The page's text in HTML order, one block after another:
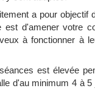
a pour objectif
est d'amener votre
à fonctionner à
est élevée
d'au minimum 4 à